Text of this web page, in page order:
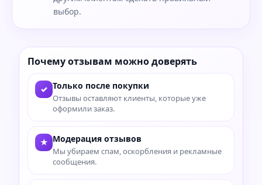
выбор.
Почему отзывам можно доверять
✓ Только после покупки
Отзывы оставляют клиенты, которые уже
оформили заказ.
★ Модерация отзывов
Мы убираем спам, оскорбления и рекламные
сообщения.